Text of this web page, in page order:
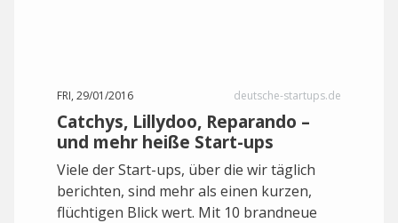
FRI, 29/01/2016 deutsche-startups.de
Catchys, Lillydoo, Reparando –
und mehr heiße Start-ups
Viele der Start-ups, über die wir täglich
berichten, sind mehr als einen kurzen,
flüchtigen Blick wert. Mit 10 brandneue